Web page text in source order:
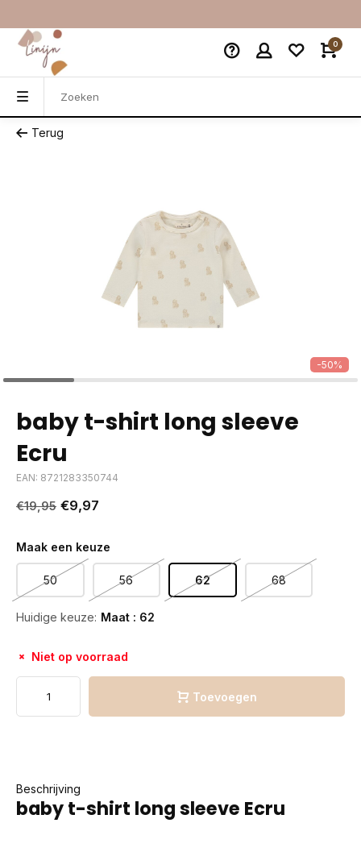
0
Terug
-50%
baby t-shirt long sleeve
Ecru
EAN: 8721283350744
€19,95 €9,97
Maak een keuze
50 56 62 68
Huidige keuze: Maat : 62
Niet op voorraad
Toevoegen
Beschrijving
baby t-shirt long sleeve Ecru